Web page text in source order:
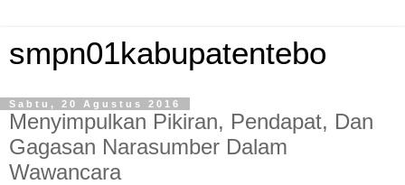
smpn01kabupatentebo
Sabtu, 20 Agustus 2016
Menyimpulkan Pikiran, Pendapat, Dan
Gagasan Narasumber Dalam
Wawancara